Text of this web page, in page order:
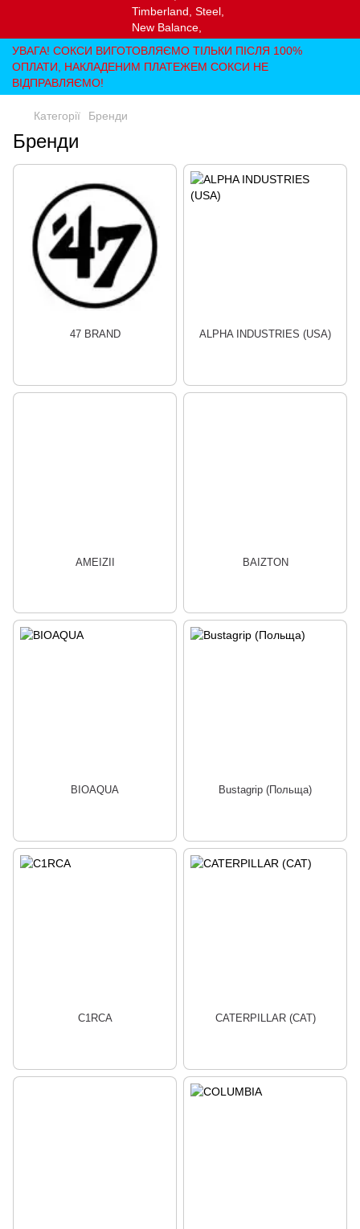
УВАГА! СОКСИ ВИГОТОВЛЯЄМО ТІЛЬКИ ПІСЛЯ 100%
ОПЛАТИ, НАКЛАДЕНИМ ПЛАТЕЖЕМ СОКСИ НЕ
ВІДПРАВЛЯЄМО!
Категорії Бренди
Бренди
47 BRAND ALPHA INDUSTRIES (USA)
AMEIZII BAIZTON
BIOAQUA Bustagrip (Польща)
C1RCA CATERPILLAR (CAT)